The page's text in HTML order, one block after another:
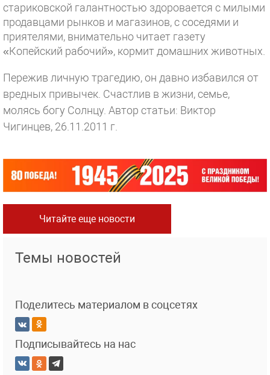
стариковской галантностью здоровается с милыми
продавцами рынков и магазинов, с соседями и
приятелями, внимательно читает газету
«Копейский рабочий», кормит домашних животных.
Пережив личную трагедию, он давно избавился от
вредных привычек. Счастлив в жизни, семье,
молясь богу Солнцу. Автор статьи: Виктор
Чигинцев, 26.11.2011 г.
Читайте еще новости
Темы новостей
Поделитесь материалом в соцсетях
Подписывайтесь на нас